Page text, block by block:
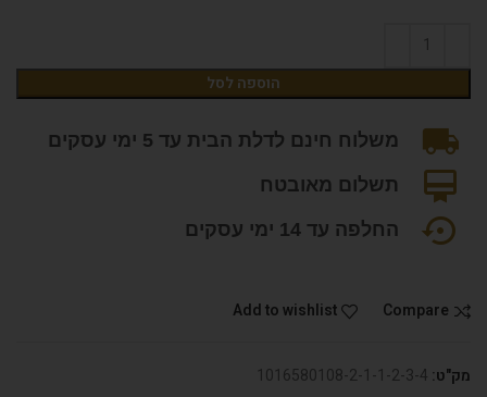
הוספה לסל
משלוח חינם לדלת הבית עד 5 ימי עסקים
תשלום מאובטח
החלפה עד 14 ימי עסקים
Compare
Add to wishlist
מק"ט: 1016580108-2-1-1-2-3-4